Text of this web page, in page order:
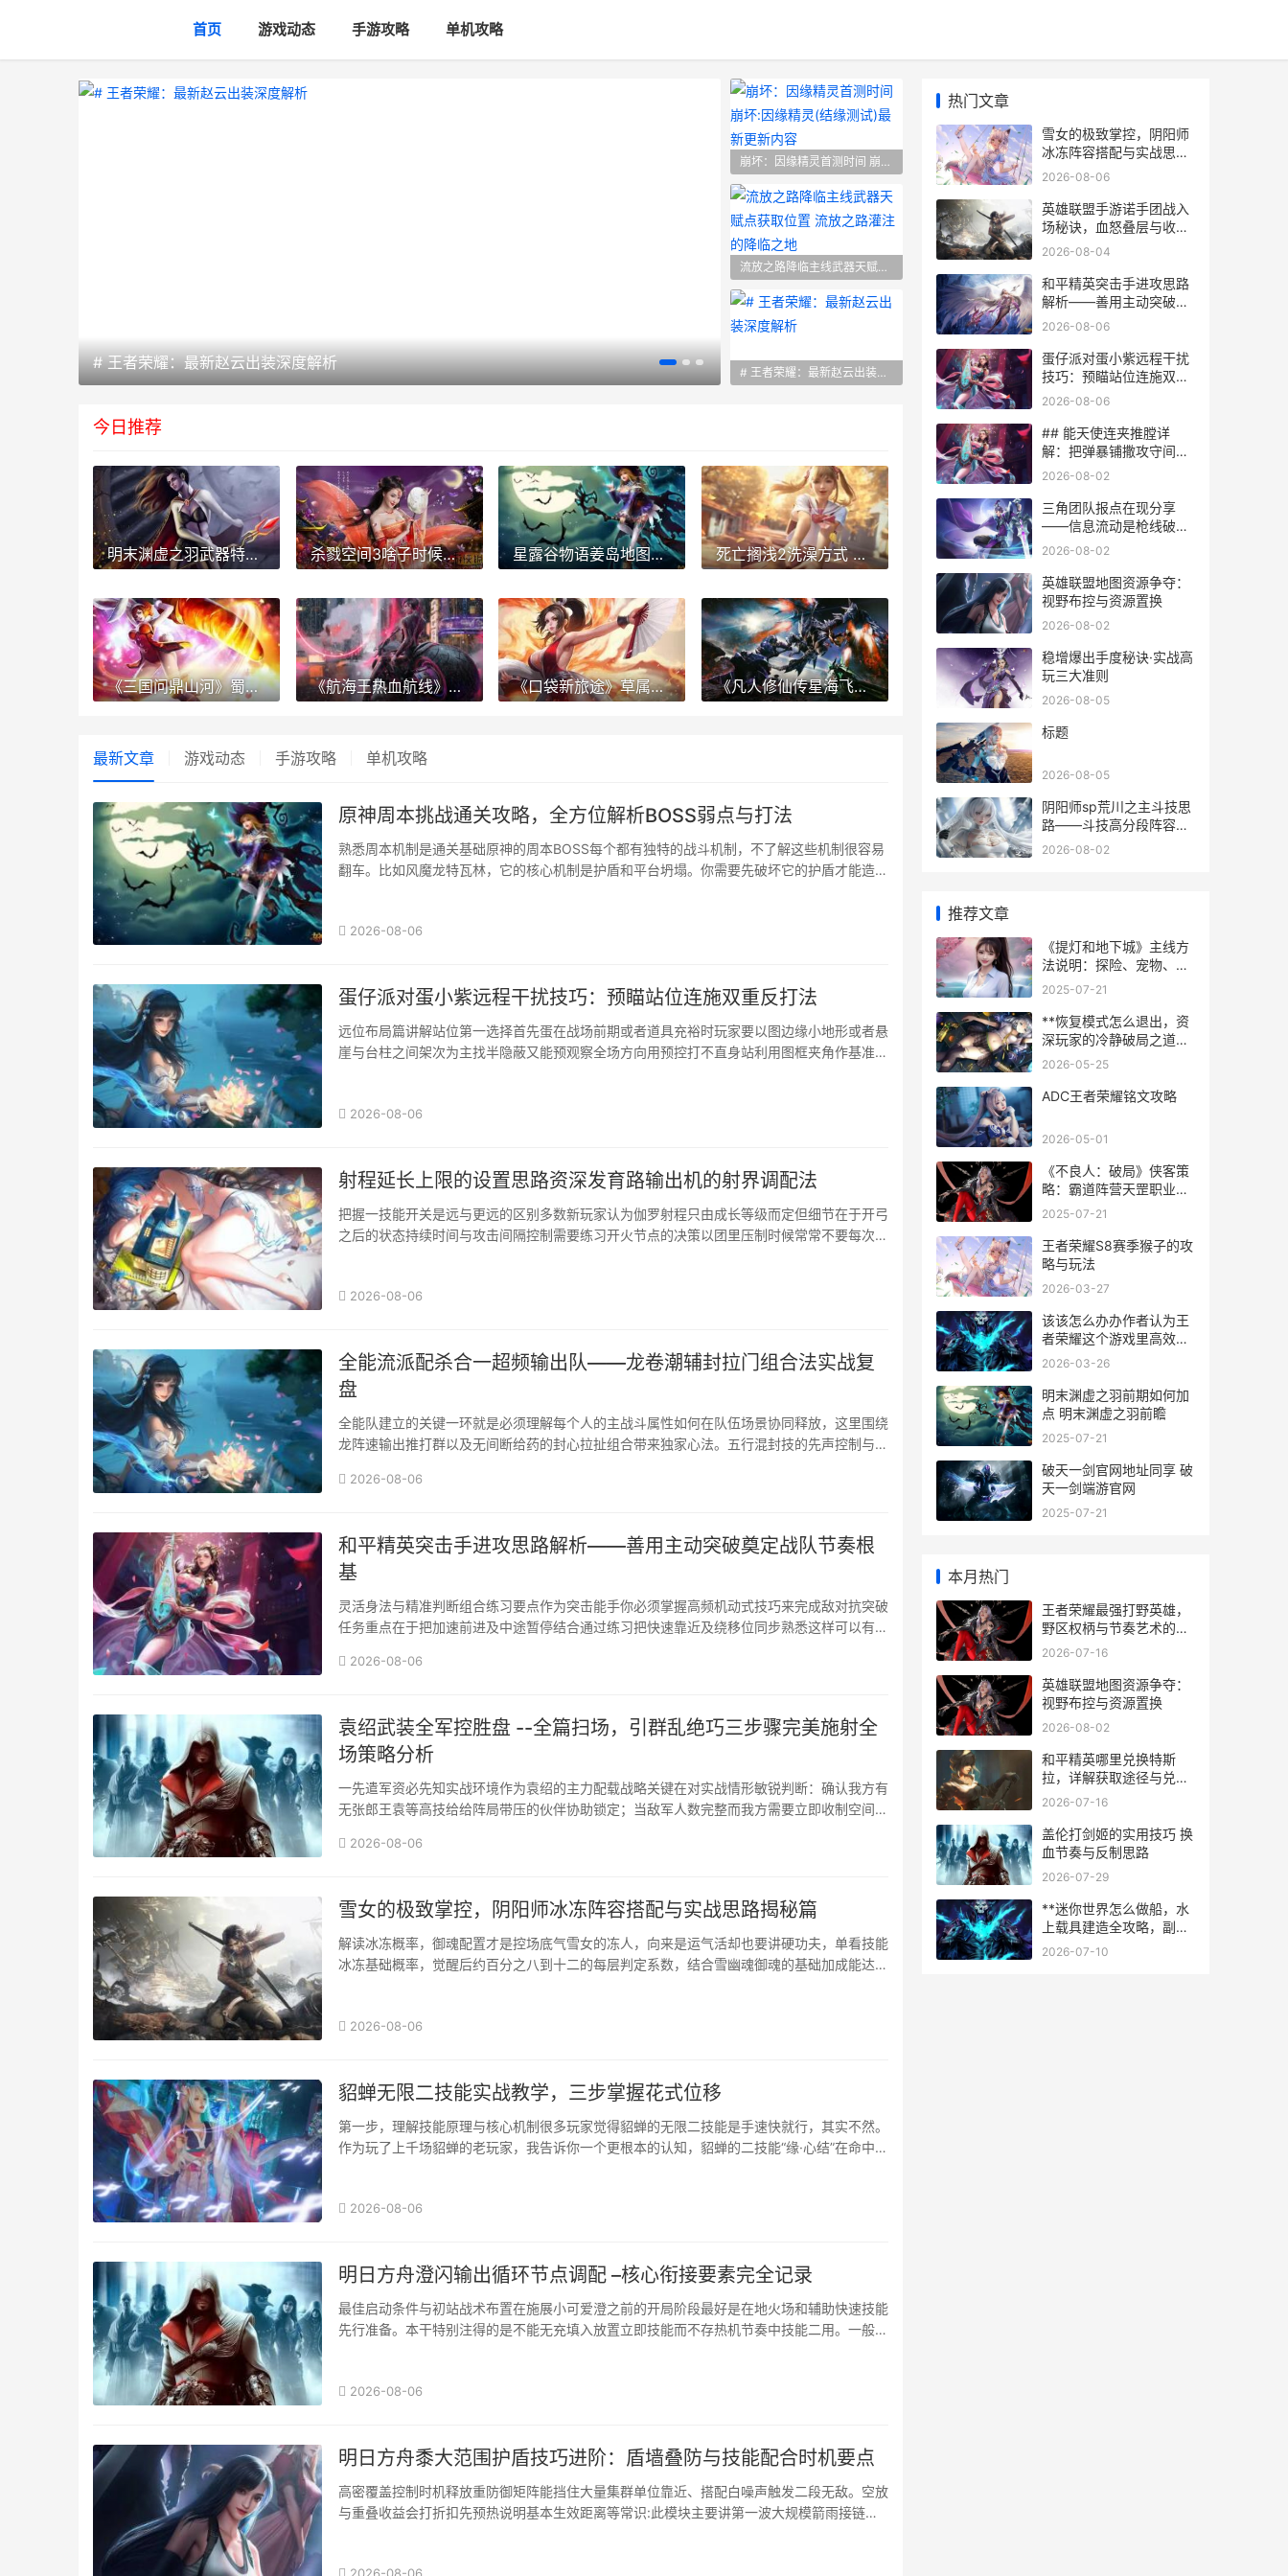
首页 游戏动态 手游攻略 单机攻略
# 王者荣耀：最新赵云出装深度解析 流放之路降临主线武器天赋点获取位置 流放之路灌注的降临之地
崩坏：因缘精灵首测时间 崩坏:因缘精灵(结缘测试)最新更新内容
流放之路降临主线武器天赋点获取位置 流放之路灌注的降临之地
# 王者荣耀：最新赵云出装深度解析
今日推荐
明末渊虚之羽武器特性是啥子意思 明末渊虚之羽武器怎么升级 杀戮空间3啥子时候上线 杀戮空间3会出么 星露谷物语姜岛地图策略 星露谷物语姜岛博物馆 死亡搁浅2洗澡方式 死亡搁浅洗澡的那个仪器
《三国问鼎山河》蜀国神魔阵型组合 三国问鼎山河兑换码 《航海王热血航线》「鬼岛决战·基德」实战连招策略 航海王热血航线怎么切换账号登录 《口袋新旅途》草属性幻兽策略：属性特色、攻防弱点、代表性幻兽 口袋新旅途官网 《凡人修仙传星海飞驰》主角养成策略：修仙养成系统详细解答 凡人修仙传星宫大长老金魁结局
最新文章 游戏动态 手游攻略 单机攻略
原神周本挑战通关攻略，全方位解析BOSS弱点与打法
熟悉周本机制是通关基础原神的周本BOSS每个都有独特的战斗机制，不了解这些机制很容易
翻车。比如风魔龙特瓦林，它的核心机制是护盾和平台坍塌。你需要先破坏它的护盾才能造成
2026-08-06
蛋仔派对蛋小紫远程干扰技巧：预瞄站位连施双重反打法
远位布局篇讲解站位第一选择首先蛋在战场前期或者道具充裕时玩家要以图边缘小地形或者悬
崖与台柱之间架次为主找半隐蔽又能预观察全场方向用预控打不直身站利用图框夹角作基准提
2026-08-06
射程延长上限的设置思路资深发育路输出机的射界调配法
把握一技能开关是远与更远的区别多数新玩家认为伽罗射程只由成长等级而定但细节在于开弓
之后的状态持续时间与攻击间隔控制需要练习开火节点的决策以团里压制时候常常不要每次补
2026-08-06
全能流派配杀合一超频输出队——龙卷潮辅封拉门组合法实战复
盘
全能队建立的关键一环就是必须理解每个人的主战斗属性如何在队伍场景协同释放，这里围绕
龙阵速输出推打群以及无间断给药的封心拉扯组合带来独家心法。五行混封技的先声控制与提
2026-08-06
和平精英突击手进攻思路解析——善用主动突破奠定战队节奏根
基
灵活身法与精准判断组合练习要点作为突击能手你必须掌握高频机动式技巧来完成敌对抗突破
任务重点在于把加速前进及中途暂停结合通过练习把快速靠近及绕移位同步熟悉这样可以有效
2026-08-06
袁绍武装全军控胜盘 --全篇扫场，引群乱绝巧三步骤完美施射全
场策略分析
一先遣军资必先知实战环境作为袁绍的主力配载战略关键在对实战情形敏锐判断：确认我方有
无张郎王袁等高技给给阵局带压的伙伴协助锁定；当敌军人数完整而我方需要立即收制空间局
2026-08-06
雪女的极致掌控，阴阳师冰冻阵容搭配与实战思路揭秘篇
解读冰冻概率，御魂配置才是控场底气雪女的冻人，向来是运气活却也要讲硬功夫，单看技能
冰冻基础概率，觉醒后约百分之八到十二的每层判定系数，结合雪幽魂御魂的基础加成能达到
2026-08-06
貂蝉无限二技能实战教学，三步掌握花式位移
第一步，理解技能原理与核心机制很多玩家觉得貂蝉的无限二技能是手速快就行，其实不然。
作为玩了上千场貂蝉的老玩家，我告诉你一个更根本的认知，貂蝉的二技能“缘·心结”在命中敌
2026-08-06
明日方舟澄闪输出循环节点调配 –核心衔接要素完全记录
最佳启动条件与初站战术布置在施展小可爱澄之前的开局阶段最好是在地火场和辅助快速技能
先行准备。本干特别注得的是不能无充填入放置立即技能而不存热机节奏中技能二用。一般手
2026-08-06
明日方舟黍大范围护盾技巧进阶：盾墙叠防与技能配合时机要点
高密覆盖控制时机释放重防御矩阵能挡住大量集群单位靠近、搭配白噪声触发二段无敌。空放
与重叠收益会打折扣先预热说明基本生效距离等常识:此模块主要讲第一波大规模箭雨接链群
热门文章
雪女的极致掌控，阴阳师
冰冻阵容搭配与实战思路
揭秘篇
2026-08-06
英雄联盟手游诺手团战入
场秘诀，血怒叠层与收割
时机
2026-08-04
和平精英突击手进攻思路
解析——善用主动突破奠
定战队节奏根基
2026-08-06
蛋仔派对蛋小紫远程干扰
技巧：预瞄站位连施双重
反打法
2026-08-06
## 能天使连夹推膛详
解：把弹暴铺撒攻守间的
节奏博弈-精通时间点的调
秘
2026-08-02
三角团队报点在现分享
——信息流动是枪线破发
的武器内核通信小队节点
2026-08-02
英雄联盟地图资源争夺：
视野布控与资源置换
2026-08-02
稳增爆出手度秘诀·实战高
玩三大准则
2026-08-05
标题
2026-08-05
阴阳师sp荒川之主斗技思
路——斗技高分段阵容搭
配与操作细节
2026-08-02
推荐文章
《提灯和地下城》主线方
法说明：探险、宠物、装
备系统详细解答 提灯与地
2025-07-21
**恢复模式怎么退出，资
深玩家的冷静破局之道，
副标题，当虚拟困境照进
2026-05-25
ADC王者荣耀铭文攻略
2026-05-01
《不良人：破局》侠客策
略：霸道阵营天罡职业
「袁天罡」配装策略 不良
2025-07-21
王者荣耀S8赛季猴子的攻
略与玩法
2026-03-27
该该怎么办办作者认为王
者荣耀这个游戏里高效团
战
2026-03-26
明末渊虚之羽前期如何加
点 明末渊虚之羽前瞻
2025-07-21
破天一剑官网地址同享 破
天一剑端游官网
2025-07-21
本月热门
王者荣耀最强打野英雄，
野区权柄与节奏艺术的化
身
2026-07-16
英雄联盟地图资源争夺：
视野布控与资源置换
2026-08-02
和平精英哪里兑换特斯
拉，详解获取途径与兑换
技巧
2026-07-16
盖伦打剑姬的实用技巧 换
血节奏与反制思路
2026-07-29
**迷你世界怎么做船，水
上载具建造全攻略，副标
题从木筏到战舰的创意指
2026-07-10